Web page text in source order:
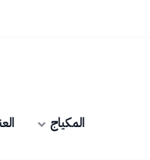
المكياج